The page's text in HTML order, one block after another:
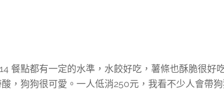
餐點都有一定的水準，水餃好吃，薯條也酥脆很好
，狗狗很可愛。一人低消250元，我看不少人會帶